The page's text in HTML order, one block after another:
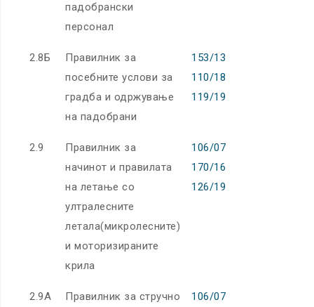
падобрански
персонал
2.8Б
Правилник за
посебните услови за
градба и одржување
на падобрани
153/13
110/18
119/19
2.9
Правилник за
начинот и правилата
на летање со
ултралесните
летала(микролесните)
и моторизираните
крила
106/07
170/16
126/19
2.9А
Правилник за стручно
106/07